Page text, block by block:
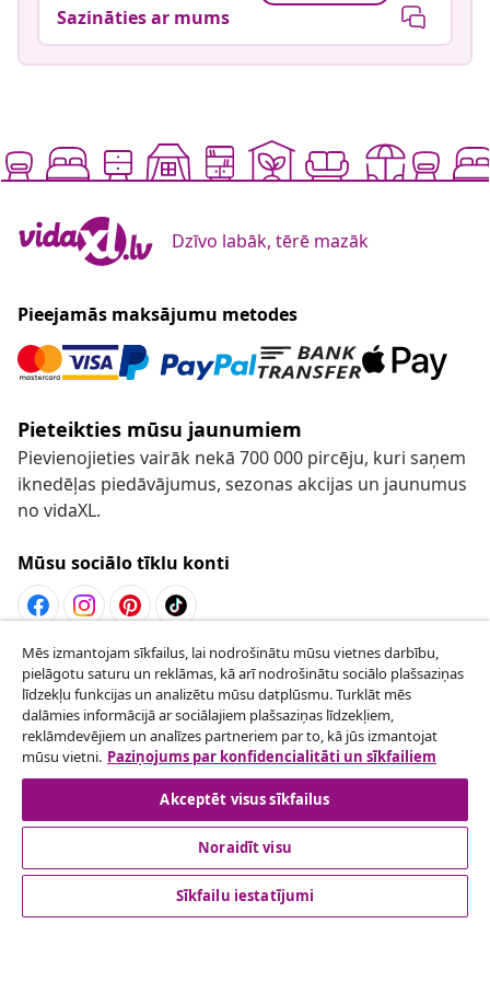
Sazināties ar mums
Dzīvo labāk, tērē mazāk
Pieejamās maksājumu metodes
Pieteikties mūsu jaunumiem
Pievienojieties vairāk nekā 700 000 pircēju, kuri saņem
iknedēļas piedāvājumus, sezonas akcijas un jaunumus
no vidaXL.
Mūsu sociālo tīklu konti
Atteikties no līguma
Iesniegt pieprasījumu par atteikšanos no
pasūtījuma.
Atteikties no līguma
klientu apkalpoanaš
Mēs izmantojam sīkfailus, lai nodrošinātu mūsu vietnes darbību,
pielāgotu saturu un reklāmas, kā arī nodrošinātu sociālo plašsaziņas
līdzekļu funkcijas un analizētu mūsu datplūsmu. Turklāt mēs
dalāmies informācijā ar sociālajiem plašsaziņas līdzekļiem,
reklāmdevējiem un analīzes partneriem par to, kā jūs izmantojat
mūsu vietni. Paziņojums par konfidencialitāti un sīkfailiem
Akceptēt visus sīkfailus
Noraidīt visu
Sīkfailu iestatījumi